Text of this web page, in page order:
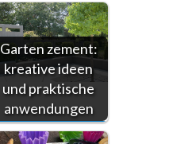
Garten zement:
kreative ideen
und praktische
anwendungen